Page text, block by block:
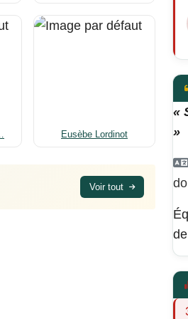
Eusèbe Lordinot
Voir tout
«
»